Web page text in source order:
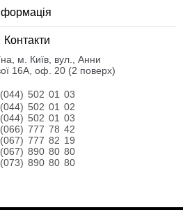
Контакти
м. Київ, вул., Анни
16А, оф. 20 (2 поверх)
502 01 03
502 01 02
502 01 03
777 78 42
777 82 19
890 80 80
890 80 80